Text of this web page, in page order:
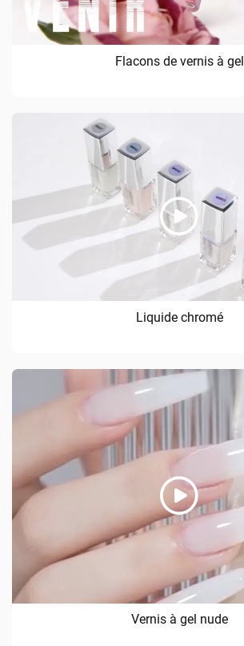
Flacons de vernis à gel
Liquide chromé
Vernis à gel nude